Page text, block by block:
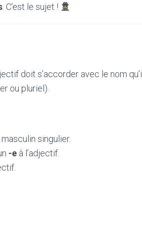
. C’est le sujet !
doit s’accorder avec le nom qu’il
ou pluriel).
singulier.
-e à l’adjectif.